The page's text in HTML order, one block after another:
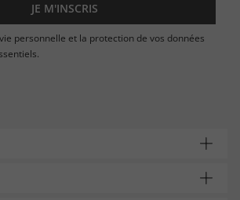
JE M'INSCRIS
personnelle et la protection de vos données